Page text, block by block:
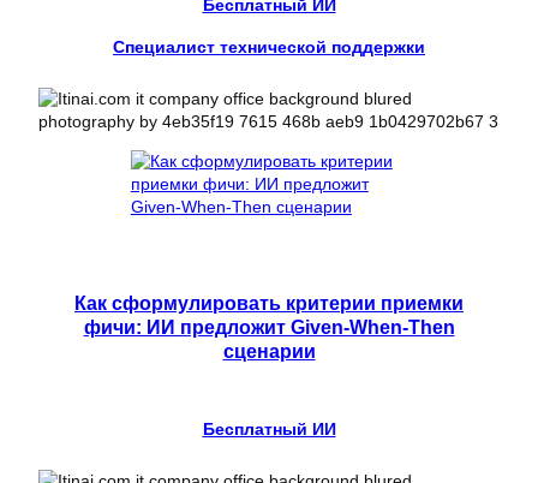
Бесплатный ИИ
Специалист технической поддержки
Как сформулировать критерии приемки
фичи: ИИ предложит Given-When-Then
сценарии
Бесплатный ИИ